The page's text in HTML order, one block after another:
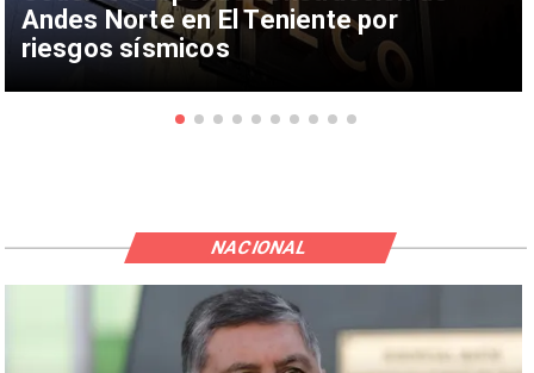
Andes Norte en El Teniente por
riesgos sísmicos
NACIONAL